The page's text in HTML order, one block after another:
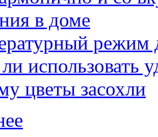
в доме
режим
использовать
цветы засохли